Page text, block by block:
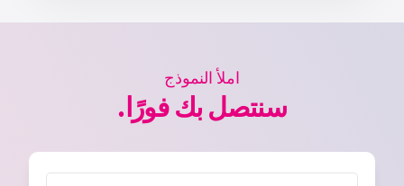
املأ النموذج
سنتصل بك فورًا.